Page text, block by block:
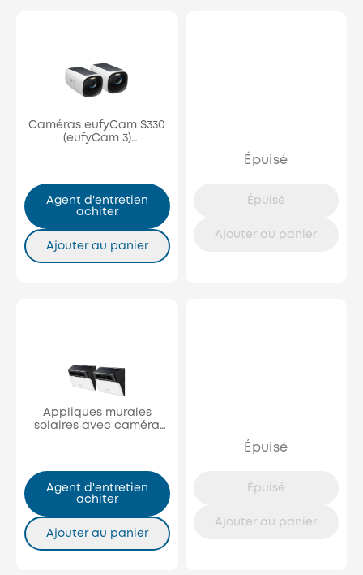
Caméras eufyCam S330
(eufyCam 3)
Agent d'entretien
achiter
Ajouter au panier
Épuisé
Épuisé
Ajouter au panier
Appliques murales
solaires avec caméra
Agent d'entretien
achiter
Ajouter au panier
Épuisé
Épuisé
Ajouter au panier